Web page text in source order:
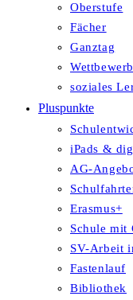
Oberstufe
Fächer
Ganztag
soziales
Pluspunkte
iPads &
AG-
Erasmus+
Schule mit
SV-Arbeit
Fastenlauf
Bibliothek